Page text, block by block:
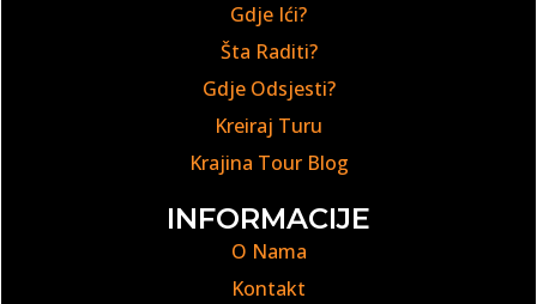
Gdje Ići?
Šta Raditi?
Gdje Odsjesti?
Kreiraj Turu
Krajina Tour Blog
INFORMACIJE
O Nama
Kontakt